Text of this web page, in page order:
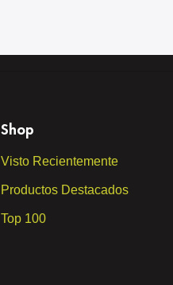
Shop
Visto Recientemente
Productos Destacados
Top 100